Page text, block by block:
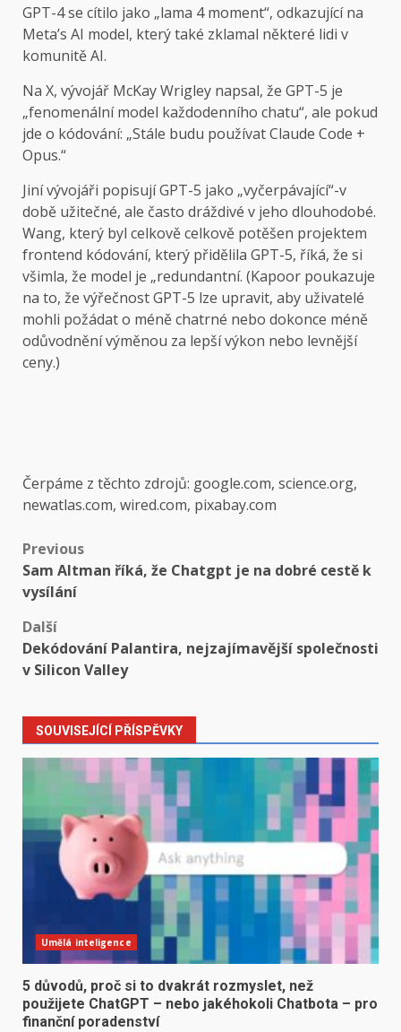
GPT-4 se cítilo jako „lama 4 moment“, odkazující na
Meta’s AI model, který také zklamal některé lidi v
komunitě AI.
Na X, vývojář McKay Wrigley napsal, že GPT-5 je
„fenomenální model každodenního chatu“, ale pokud
jde o kódování: „Stále budu používat Claude Code +
Opus.“
Jiní vývojáři popisují GPT-5 jako „vyčerpávající“-v
době užitečné, ale často dráždivé v jeho dlouhodobé.
Wang, který byl celkově celkově potěšen projektem
frontend kódování, který přidělila GPT-5, říká, že si
všimla, že model je „redundantní. (Kapoor poukazuje
na to, že výřečnost GPT-5 lze upravit, aby uživatelé
mohli požádat o méně chatrné nebo dokonce méně
odůvodnění výměnou za lepší výkon nebo levnější
ceny.)
Čerpáme z těchto zdrojů: google.com, science.org,
newatlas.com, wired.com, pixabay.com
Post
navigation
Previous
Sam Altman říká, že Chatgpt je na dobré cestě k
vysílání
Další
Dekódování Palantira, nejzajímavější společnosti
v Silicon Valley
SOUVISEJÍCÍ PŘÍSPĚVKY
Umělá inteligence
5 důvodů, proč si to dvakrát rozmyslet, než
použijete ChatGPT – nebo jakéhokoli Chatbota – pro
finanční poradenství